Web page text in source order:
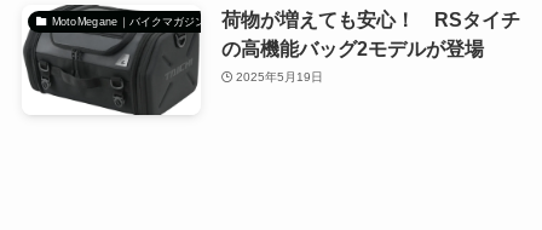
MotoMegane｜バイクマガジン
荷物が増えても安心！ RSタイチ
の高機能バッグ2モデルが登場
2025年5月19日